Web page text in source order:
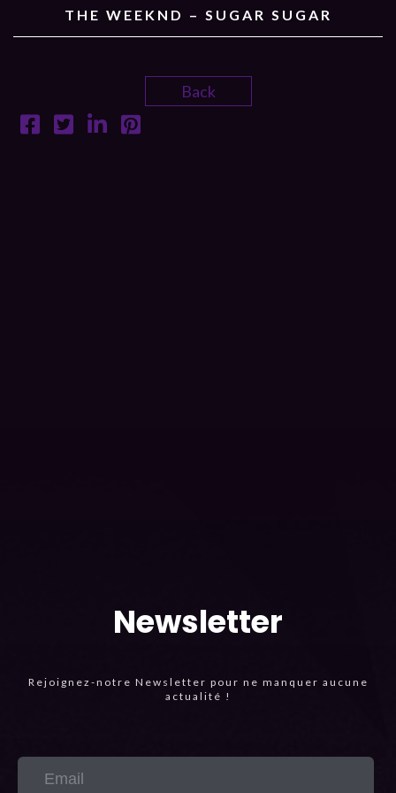
THE WEEKND – SUGAR SUGAR
Back
Newsletter
Rejoignez-notre Newsletter pour ne manquer aucune
actualité !